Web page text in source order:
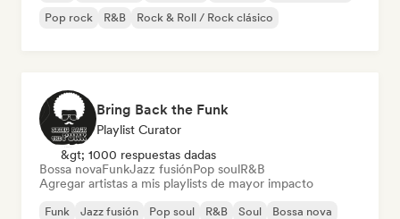
Pop rock
R&B Rock & Roll / Rock clásico
Bring Back the Funk
Playlist Curator
&gt; 1000 respuestas dadas
Bossa novaFunkJazz fusiónPop soulR&B
Agregar artistas a mis playlists de mayor impacto
Funk Jazz fusión Pop soul R&B Soul Bossa nova